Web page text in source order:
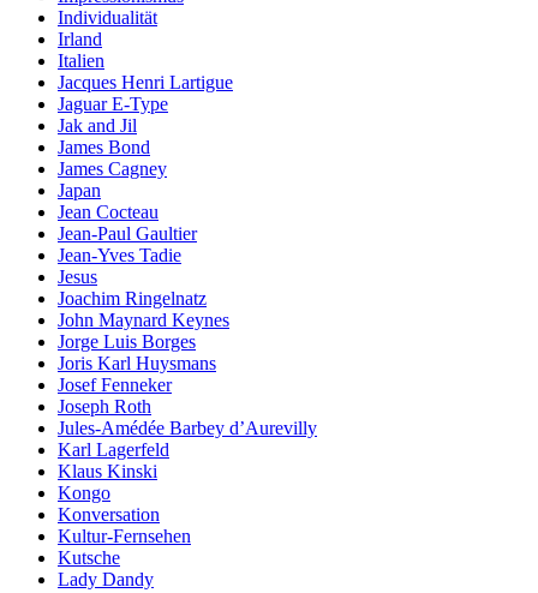
Individualität
Irland
Italien
Jacques Henri Lartigue
Jaguar E-Type
Jak and Jil
James Bond
James Cagney
Japan
Jean Cocteau
Jean-Paul Gaultier
Jean-Yves Tadie
Jesus
Joachim Ringelnatz
John Maynard Keynes
Jorge Luis Borges
Joris Karl Huysmans
Josef Fenneker
Joseph Roth
Jules-Amédée Barbey d’Aurevilly
Karl Lagerfeld
Klaus Kinski
Kongo
Konversation
Kultur-Fernsehen
Kutsche
Lady Dandy